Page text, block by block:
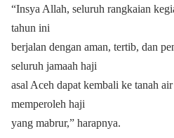
“Insya Allah, seluruh rangkaian
tahun ini
berjalan dengan aman, tertib, dan
seluruh jamaah haji
asal Aceh dapat kembali ke tanah
memperoleh haji
yang mabrur,” harapnya.